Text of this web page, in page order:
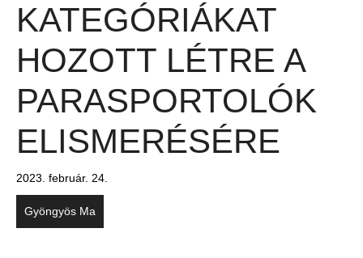
KATEGÓRIÁKAT
HOZOTT LÉTRE A
PARASPORTOLÓK
ELISMERÉSÉRE
2023. február. 24.
Gyöngyös Ma